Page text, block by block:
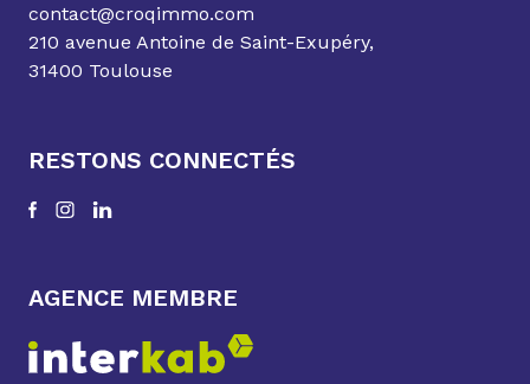
contact@croqimmo.com
210 avenue Antoine de Saint-Exupéry,
31400 Toulouse
RESTONS CONNECTÉS
AGENCE MEMBRE